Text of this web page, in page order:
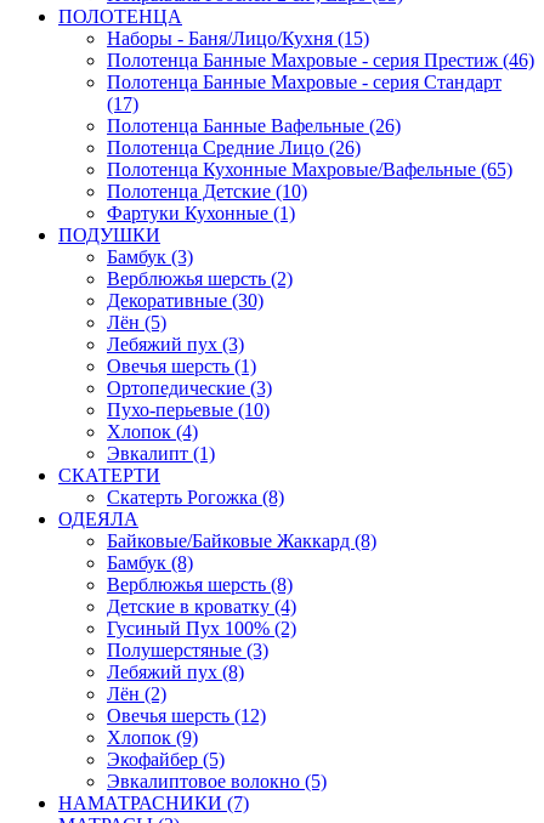
ПОЛОТЕНЦА
Наборы - Баня/Лицо/Кухня (15)
Полотенца Банные Махровые - серия Престиж (46)
Полотенца Банные Махровые - серия Стандарт
(17)
Полотенца Банные Вафельные (26)
Полотенца Средние Лицо (26)
Полотенца Кухонные Махровые/Вафельные (65)
Полотенца Детские (10)
Фартуки Кухонные (1)
ПОДУШКИ
Бамбук (3)
Верблюжья шерсть (2)
Декоративные (30)
Лён (5)
Лебяжий пух (3)
Овечья шерсть (1)
Ортопедические (3)
Пухо-перьевые (10)
Хлопок (4)
Эвкалипт (1)
СКАТЕРТИ
Скатерть Рогожка (8)
ОДЕЯЛА
Байковые/Байковые Жаккард (8)
Бамбук (8)
Верблюжья шерсть (8)
Детские в кроватку (4)
Гусиный Пух 100% (2)
Полушерстяные (3)
Лебяжий пух (8)
Лён (2)
Овечья шерсть (12)
Хлопок (9)
Экофайбер (5)
Эвкалиптовое волокно (5)
НАМАТРАСНИКИ (7)